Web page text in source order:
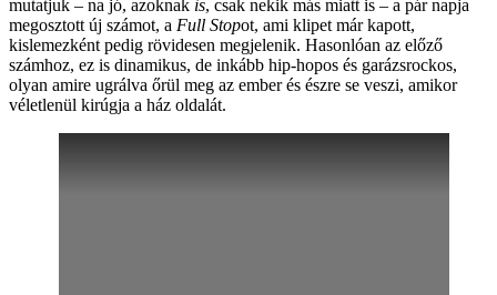
mutatjuk – na jó, azoknak is, csak nekik más miatt is – a pár napja
megosztott új számot, a Full Stopot, ami klipet már kapott,
kislemezként pedig rövidesen megjelenik. Hasonlóan az előző
számhoz, ez is dinamikus, de inkább hip-hopos és garázsrockos,
olyan amire ugrálva őrül meg az ember és észre se veszi, amikor
véletlenül kirúgja a ház oldalát.